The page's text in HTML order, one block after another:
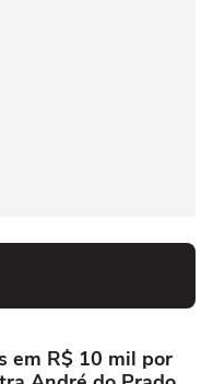
em R$ 10 mil por